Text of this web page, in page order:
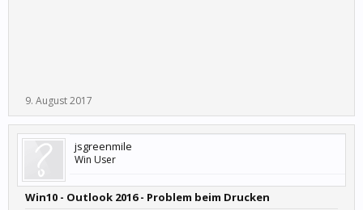
9. August 2017
jsgreenmile
Win User
Win10 - Outlook 2016 - Problem beim Drucken